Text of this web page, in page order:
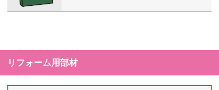
リフォーム用部材